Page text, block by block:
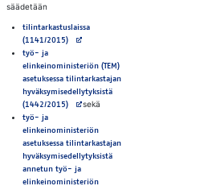
säädetään
tilintarkastuslaissa
(1141/2015)Avautuu uuteen välilehteen
työ- ja
elinkeinoministeriön (TEM)
asetuksessa tilintarkastajan
hyväksymisedellytyksistä
(1442/2015)Avautuu uuteen välilehteen
sekä
työ- ja
elinkeinoministeriön
asetuksessa tilintarkastajan
hyväksymisedellytyksistä
annetun työ- ja
elinkeinoministeriön